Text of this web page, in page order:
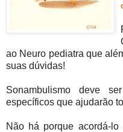
ao Neuro pediatra que
suas dúvidas!
Sonambulismo deve
específicos que ajudarão
Não há porque acordá-